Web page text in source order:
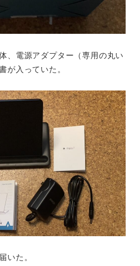
、電源アダプター（専用の丸い
が入っていた。
いた。